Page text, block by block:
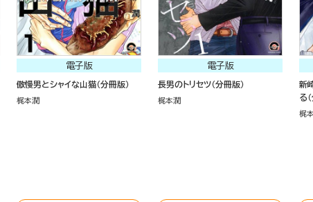
電子版
傲慢男とシャイな山猫（分冊版）
梶本潤
電子版
長男のトリセツ（分冊版）
梶本潤
新
る
梶